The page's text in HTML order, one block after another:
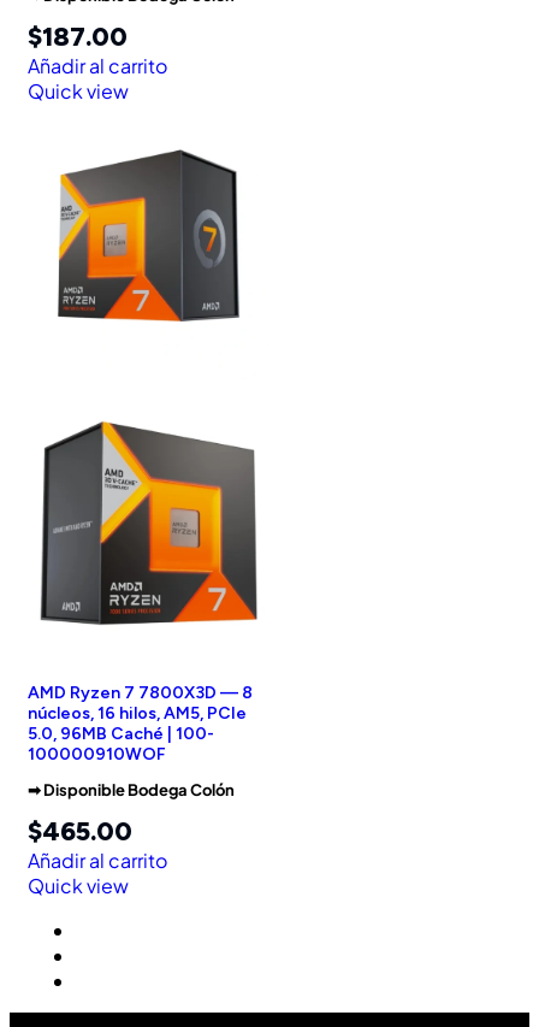
$187.00
Añadir al carrito
Quick view
AMD Ryzen 7 7800X3D — 8
núcleos, 16 hilos, AM5, PCIe
5.0, 96MB Caché | 100-
100000910WOF
➡︎ Disponible Bodega Colón
$465.00
Añadir al carrito
Quick view